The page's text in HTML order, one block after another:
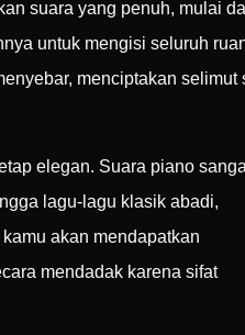
suara yang penuh, mulai
untuk mengisi seluruh
menciptakan selimut
elegan. Suara piano
lagu-lagu klasik abadi,
kamu akan mendapatkan
mendadak karena sifat